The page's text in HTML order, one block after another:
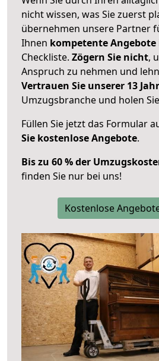
nicht wissen, was Sie zuerst
übernehmen unsere Partner
Ihnen kompetente Angebote
Checkliste. Zögern Sie nicht,
Anspruch zu nehmen und
Vertrauen Sie unserer 13
Umzugsbranche und holen
Füllen Sie jetzt das Formular
Sie kostenlose Angebote.
Bis zu 60 % der
finden Sie nur bei uns!
Kostenlose